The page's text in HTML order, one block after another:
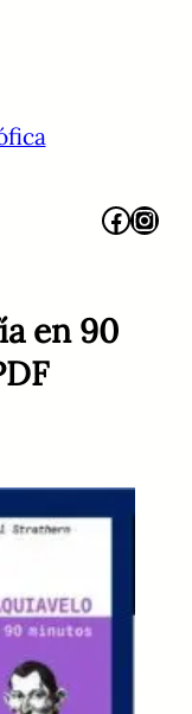
Facebook Instagram
en 90